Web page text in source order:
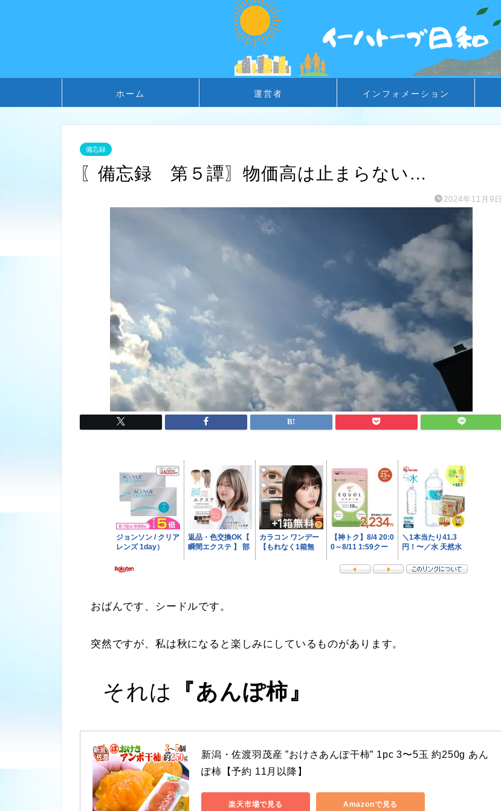
ホーム 運営者 インフォメーション
備忘録
〖備忘録 第５譚〗物価高は止まらない…
2024年11月9日
おばんです、シードルです。
突然ですが、私は秋になると楽しみにしているものがあります。
それは 『あんぽ柿』
新潟・佐渡羽茂産 ”おけさあんぽ干柿” 1pc 3〜5玉 約250g あん
ぽ柿【予約 11月以降】
楽天市場で見る Amazonで見る